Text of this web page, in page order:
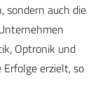
sondern auch die
Optronik und
erzielt, so